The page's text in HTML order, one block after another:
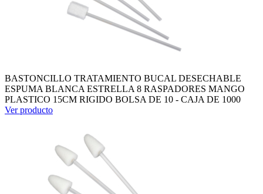
BASTONCILLO TRATAMIENTO BUCAL DESECHABLE
ESPUMA BLANCA ESTRELLA 8 RASPADORES MANGO
PLASTICO 15CM RIGIDO BOLSA DE 10 - CAJA DE 1000
Ver producto